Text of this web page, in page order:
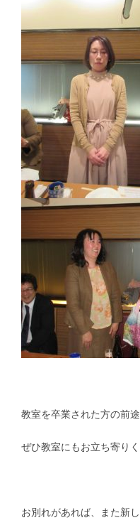
ロシア｜
募集要
過去の
教室を卒業された方の前
ぜひ教室にもお立ち寄りく
お別れがあれば、また新